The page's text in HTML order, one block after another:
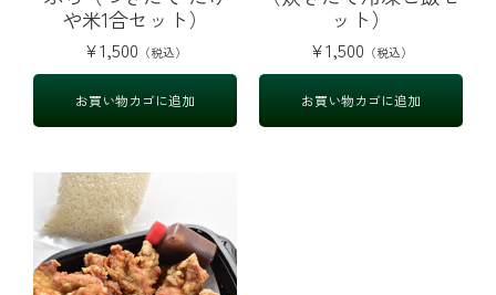
や米1合セット）
¥1,500
お買い物カゴに追加
ット）
¥1,500
お買い物カゴに追加